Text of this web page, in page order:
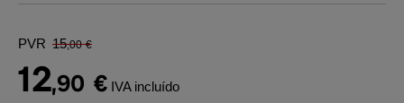
PVR 15,00 €
12,90 € IVA incluído